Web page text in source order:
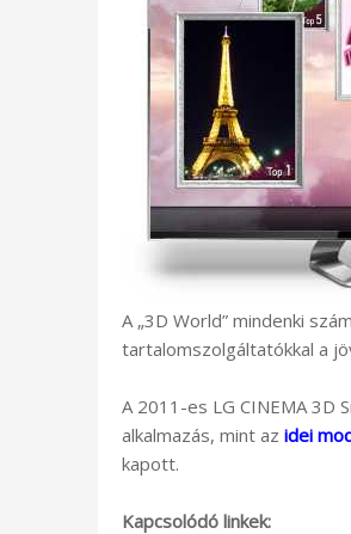
A „3D World” mindenki
tartalomszolgáltatókkal a
A 2011-es LG CINEMA 3D
alkalmazás, mint az idei
kapott.
Kapcsolódó linkek: